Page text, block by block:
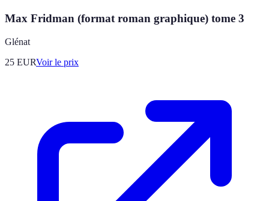
Max Fridman (format roman graphique) tome 3
Glénat
25 EURVoir le prix